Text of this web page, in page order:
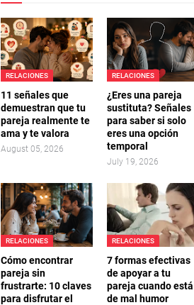
RELACIONES
11 señales que
demuestran que tu
pareja realmente te
ama y te valora
August 05, 2026
RELACIONES
¿Eres una pareja
sustituta? Señales
para saber si solo
eres una opción
temporal
July 19, 2026
RELACIONES
Cómo encontrar
pareja sin
frustrarte: 10 claves
para disfrutar el
RELACIONES
7 formas efectivas
de apoyar a tu
pareja cuando está
de mal humor